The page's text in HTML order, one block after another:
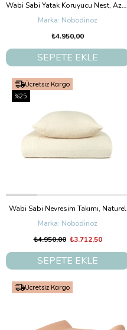
Wabi Sabi Yatak Koruyucu Nest, Azure
Nobodinoz
₺4.950,00
SEPETE EKLE
Wabi Sabi Nevresim Takımı, Naturel
Nobodinoz
₺3.712,50
₺4.950,00
SEPETE EKLE
Ücretsiz Kargo
%25
Ücretsiz Kargo